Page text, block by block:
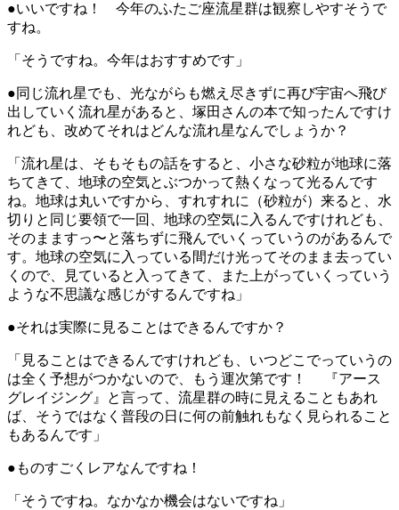
●いいですね！ 今年のふたご座流星群は観察しやすそうで
すね。
「そうですね。今年はおすすめです」
●同じ流れ星でも、光ながらも燃え尽きずに再び宇宙へ飛び
出していく流れ星があると、塚田さんの本で知ったんですけ
れども、改めてそれはどんな流れ星なんでしょうか？
「流れ星は、そもそもの話をすると、小さな砂粒が地球に落
ちてきて、地球の空気とぶつかって熱くなって光るんです
ね。地球は丸いですから、すれすれに（砂粒が）来ると、水
切りと同じ要領で一回、地球の空気に入るんですけれども、
そのまますっ〜と落ちずに飛んでいくっていうのがあるんで
す。地球の空気に入っている間だけ光ってそのまま去ってい
くので、見ていると入ってきて、また上がっていくっていう
ような不思議な感じがするんですね」
●それは実際に見ることはできるんですか？
「見ることはできるんですけれども、いつどこでっていうの
は全く予想がつかないので、もう運次第です！ 『アース
グレイジング』と言って、流星群の時に見えることもあれ
ば、そうではなく普段の日に何の前触れもなく見られること
もあるんです」
●ものすごくレアなんですね！
「そうですね。なかなか機会はないですね」